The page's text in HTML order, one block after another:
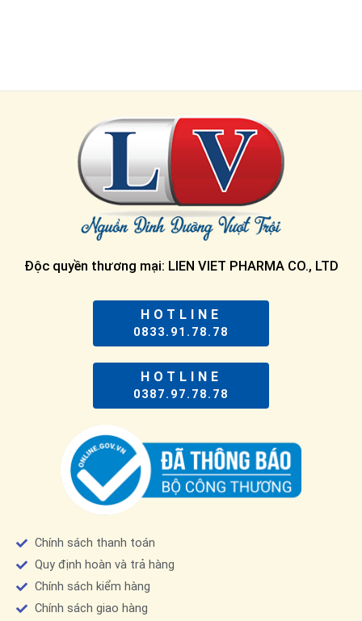
Độc quyền thương mại: LIEN VIET PHARMA CO., LTD
HOTLINE
0833.91.78.78
HOTLINE
0387.97.78.78
Chính sách thanh toán
Quy định hoàn và trả hàng
Chính sách kiểm hàng
Chính sách giao hàng